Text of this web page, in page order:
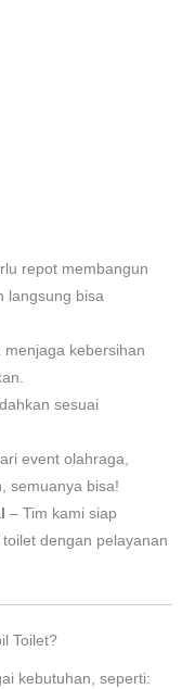
repot membangun
langsung bisa
menjaga kebersihan
sesuai
event olahraga,
semuanya bisa!
– Tim kami siap
dengan pelayanan
Toilet?
kebutuhan, seperti: